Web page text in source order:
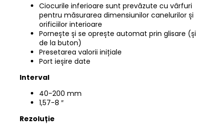
Ciocurile inferioare sunt prevăzute cu vârfuri
pentru măsurarea dimensiunilor canelurilor și
orificiilor interioare
Pornește și se oprește automat prin glisare (și
de la buton)
Presetarea valorii inițiale
Port ieșire date
Interval
40-200 mm
1,57-8 ″
Rezoluție